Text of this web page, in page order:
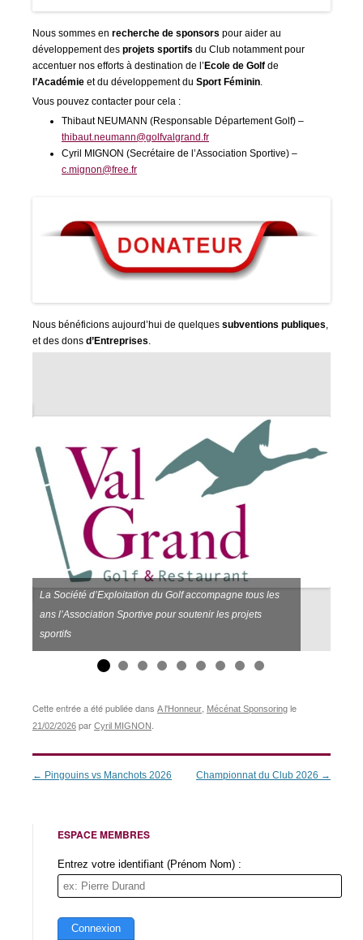
Nous sommes en recherche de sponsors pour aider au
développement des projets sportifs du Club notamment pour
accentuer nos efforts à destination de l’ Ecole de Golf de
l’Académie et du développement du Sport Féminin.
Vous pouvez contacter pour cela :
Thibaut NEUMANN (Responsable Département Golf) –
thibaut.neumann@golfvalgrand.fr
Cyril MIGNON (Secrétaire de l’Association Sportive) –
c.mignon@free.fr
Nous bénéficions aujourd’hui de quelques subventions publiques,
et des dons d’Entreprises.
La Société d’Exploitation du Golf accompagne tous les
ans l’Association Sportive pour soutenir les projets
sportifs
Cette entrée a été publiée dans A l'Honneur, Mécénat Sponsoring le
21/02/2026 par Cyril MIGNON .
Navigation
← Pingouins vs Manchots 2026 Championnat du Club 2026 →
ESPACE MEMBRES
Entrez votre identifiant (Prénom Nom) :